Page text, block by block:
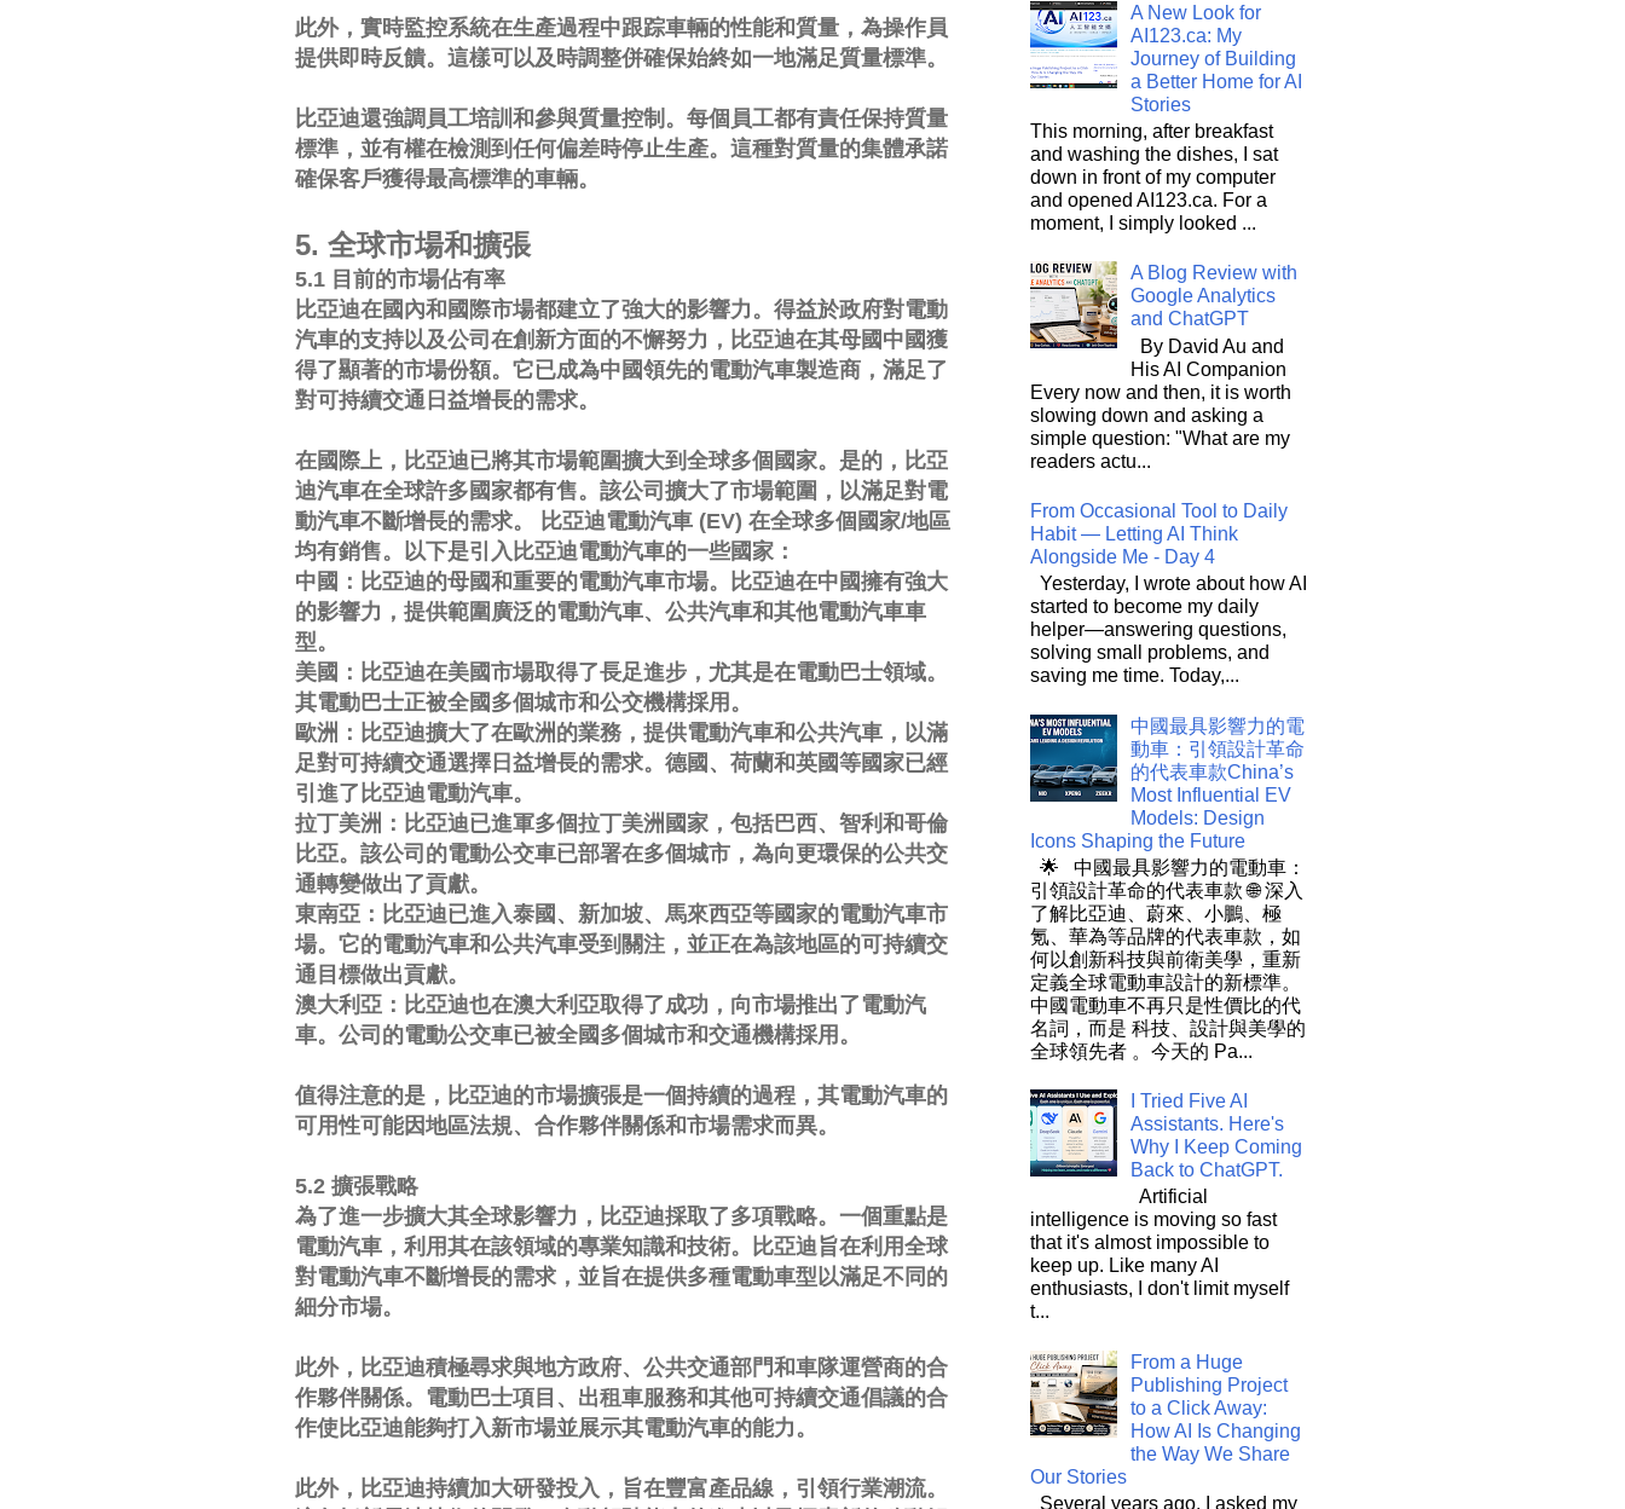
此外，實時監控系統在生產過程中跟踪車輛的性能和質量，為操作員
提供即時反饋。這樣可以及時調整併確保始終如一地滿足質量標準。
比亞迪還強調員工培訓和參與質量控制。每個員工都有責任保持質量
標準，並有權在檢測到任何偏差時停止生產。這種對質量的集體承諾
確保客戶獲得最高標準的車輛。
5. 全球市場和擴張
5.1 目前的市場佔有率
比亞迪在國內和國際市場都建立了強大的影響力。得益於政府對電動
汽車的支持以及公司在創新方面的不懈努力，比亞迪在其母國中國獲
得了顯著的市場份額。它已成為中國領先的電動汽車製造商，滿足了
對可持續交通日益增長的需求。
在國際上，比亞迪已將其市場範圍擴大到全球多個國家。是的，比亞
迪汽車在全球許多國家都有售。該公司擴大了市場範圍，以滿足對電
動汽車不斷增長的需求。 比亞迪電動汽車 (EV) 在全球多個國家/地區
均有銷售。以下是引入比亞迪電動汽車的一些國家：
中國：比亞迪的母國和重要的電動汽車市場。比亞迪在中國擁有強大
的影響力，提供範圍廣泛的電動汽車、公共汽車和其他電動汽車車
型。
美國：比亞迪在美國市場取得了長足進步，尤其是在電動巴士領域。
其電動巴士正被全國多個城市和公交機構採用。
歐洲：比亞迪擴大了在歐洲的業務，提供電動汽車和公共汽車，以滿
足對可持續交通選擇日益增長的需求。德國、荷蘭和英國等國家已經
引進了比亞迪電動汽車。
拉丁美洲：比亞迪已進軍多個拉丁美洲國家，包括巴西、智利和哥倫
比亞。該公司的電動公交車已部署在多個城市，為向更環保的公共交
通轉變做出了貢獻。
東南亞：比亞迪已進入泰國、新加坡、馬來西亞等國家的電動汽車市
場。它的電動汽車和公共汽車受到關注，並正在為該地區的可持續交
通目標做出貢獻。
澳大利亞：比亞迪也在澳大利亞取得了成功，向市場推出了電動汽
車。公司的電動公交車已被全國多個城市和交通機構採用。
值得注意的是，比亞迪的市場擴張是一個持續的過程，其電動汽車的
可用性可能因地區法規、合作夥伴關係和市場需求而異。
5.2 擴張戰略
為了進一步擴大其全球影響力，比亞迪採取了多項戰略。一個重點是
電動汽車，利用其在該領域的專業知識和技術。比亞迪旨在利用全球
對電動汽車不斷增長的需求，並旨在提供多種電動車型以滿足不同的
細分市場。
此外，比亞迪積極尋求與地方政府、公共交通部門和車隊運營商的合
作夥伴關係。電動巴士項目、出租車服務和其他可持續交通倡議的合
作使比亞迪能夠打入新市場並展示其電動汽車的能力。
此外，比亞迪持續加大研發投入，旨在豐富產品線，引領行業潮流。
A New Look for
AI123.ca: My
Journey of Building
a Better Home for AI
Stories
This morning, after breakfast
and washing the dishes, I sat
down in front of my computer
and opened AI123.ca. For a
moment, I simply looked ...
A Blog Review with
Google Analytics
and ChatGPT
By David Au and
His AI Companion
Every now and then, it is worth
slowing down and asking a
simple question: "What are my
readers actu...
From Occasional Tool to Daily
Habit — Letting AI Think
Alongside Me - Day 4
Yesterday, I wrote about how AI
started to become my daily
helper—answering questions,
solving small problems, and
saving me time. Today,...
中國最具影響力的電
動車：引領設計革命
的代表車款China’s
Most Influential EV
Models: Design
Icons Shaping the Future
🌟 中國最具影響力的電動車：
引領設計革命的代表車款 🌐 深入
了解比亞迪、蔚來、小鵬、極
氪、華為等品牌的代表車款，如
何以創新科技與前衛美學，重新
定義全球電動車設計的新標準。
中國電動車不再只是性價比的代
名詞，而是 科技、設計與美學的
全球領先者 。今天的 Pa...
I Tried Five AI
Assistants. Here's
Why I Keep Coming
Back to ChatGPT.
Artificial
intelligence is moving so fast
that it's almost impossible to
keep up. Like many AI
enthusiasts, I don't limit myself
t...
From a Huge
Publishing Project
to a Click Away:
How AI Is Changing
the Way We Share
Our Stories
Several years ago, I asked my